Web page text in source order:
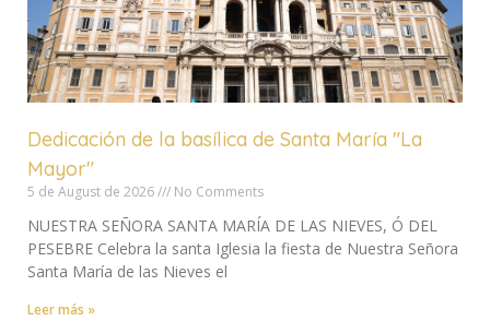
Dedicación de la basílica de Santa María "La
Mayor"
5 de August de 2026 No Comments
NUESTRA SEÑORA SANTA MARÍA DE LAS NIEVES, Ó DEL
PESEBRE Celebra la santa Iglesia la fiesta de Nuestra Señora
Santa María de las Nieves el
Leer más »